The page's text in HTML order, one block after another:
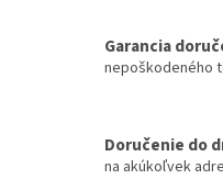
Garancia
nepoškodeného
Doručenie do
na akúkoľvek